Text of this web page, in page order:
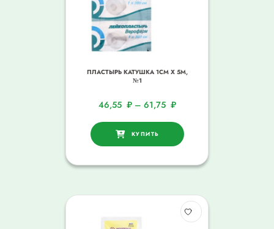
ПЛАСТЫРЬ КАТУШКА 1СМ Х 5М,
№1
46,55 ₽ – 61,75 ₽
КУПИТЬ